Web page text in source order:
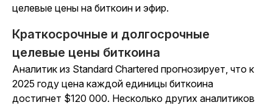
целевые цены на биткоин и эфир.
Краткосрочные и долгосрочные
целевые цены биткоина
Аналитик из Standard Chartered прогнозирует, что к
2025 году цена каждой единицы биткоина
достигнет $120 000. Несколько других аналитиков